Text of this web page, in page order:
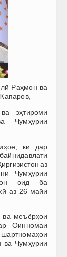
Раҳмон ва
эҳтироми
Ҷумҳурии
ки дар
аз
Ҷумҳурии
оид ба
аз 26 майи
ва меъёрҳои
Оинномаи
ва Ҷумҳурии